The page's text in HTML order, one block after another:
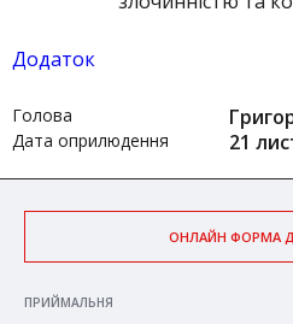
Додаток
Голова
Дата оприлюдення 21
ОНЛАЙН ФОРМА
ПРИЙМАЛЬНЯ